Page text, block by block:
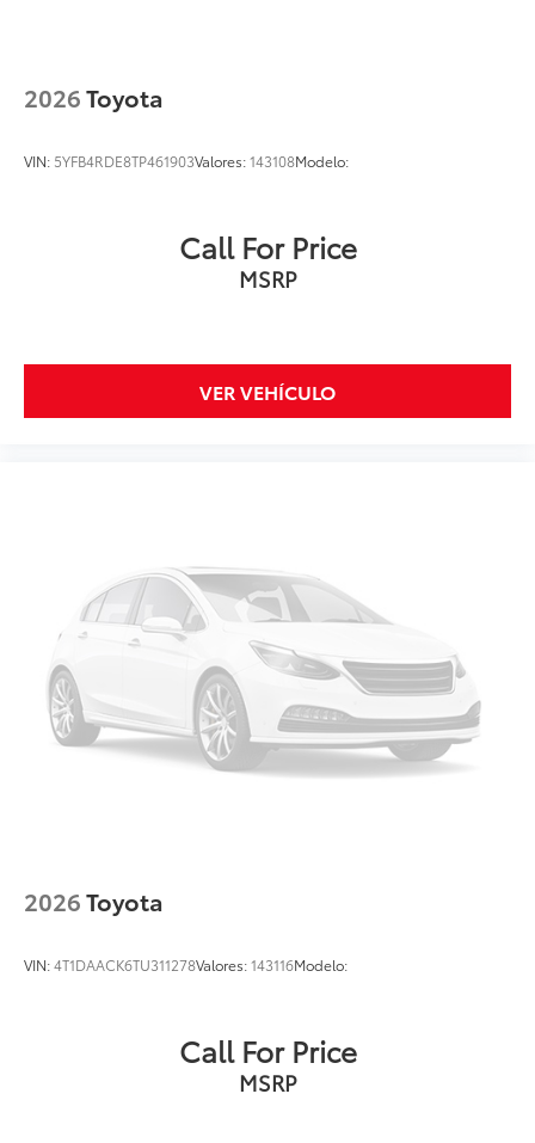
2026Toyota
VIN: 5YFB4RDE8TP461903Valores:143108Modelo:
Call For Price
MSRP
VER VEHÍCULO
2026Toyota
VIN:4T1DAACK6TU311278Valores:143116Modelo:
Call For Price
MSRP